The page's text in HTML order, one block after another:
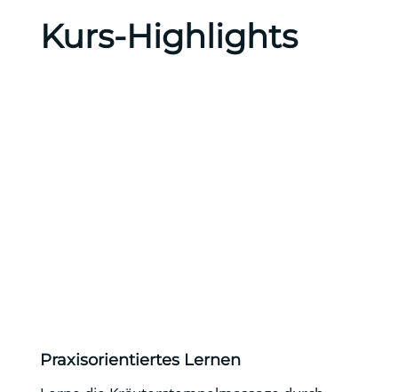
Kurs-Highlights
Praxisorientiertes Lernen